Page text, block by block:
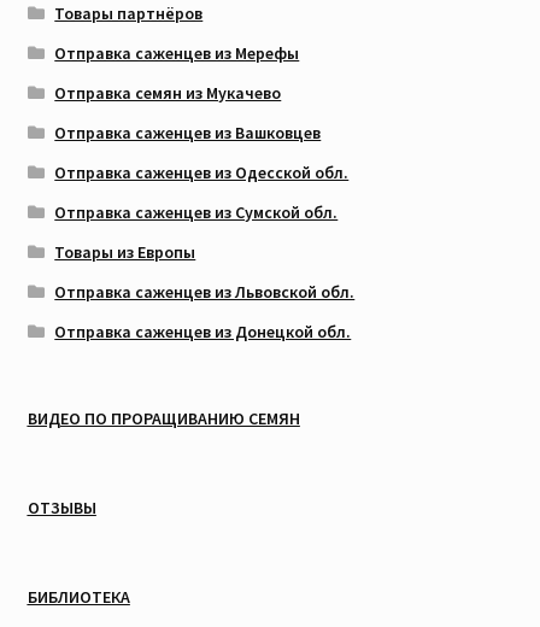
Товары партнёров
Отправка саженцев из Мерефы
Отправка семян из Мукачево
Отправка саженцев из Вашковцев
Отправка саженцев из Одесской обл.
Отправка саженцев из Сумской обл.
Товары из Европы
Отправка саженцев из Львовской обл.
Отправка саженцев из Донецкой обл.
ВИДЕО ПО ПРОРАЩИВАНИЮ СЕМЯН
ОТЗЫВЫ
БИБЛИОТЕКА